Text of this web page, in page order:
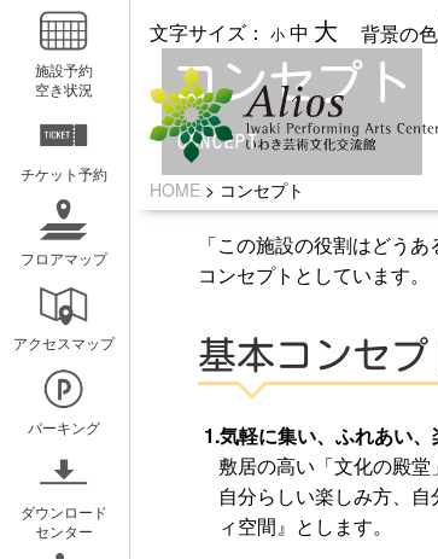
施設予約
空き状況
チケット予約
フロアマップ
アクセスマップ
パーキング
ダウンロード
センター
いわきアリオスとは
コンセプト
ミッション
概要と沿革
アクセスガイド
文字サイズ： 小 中 大 背景の色
HOME> コンセプト
コンセプト
CONCEPT
「この施設の役割はどう
コンセプトとしています。
基本コンセプ
1.気軽に集い、ふれあい、
敷居の高い「文化の殿
自分らしい楽しみ方、
ィ空間』とします。